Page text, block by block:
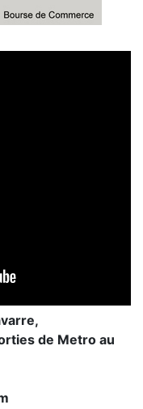
de Metro au